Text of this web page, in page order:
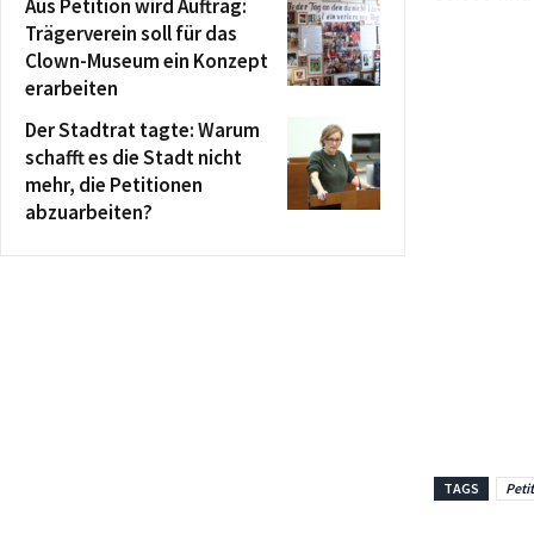
TAGS
Aus Petition wird Auftrag:
Trägerverein soll für das
Clown-Museum ein Konzept
erarbeiten
Der Stadtrat tagte: Warum
schafft es die Stadt nicht
mehr, die Petitionen
abzuarbeiten?